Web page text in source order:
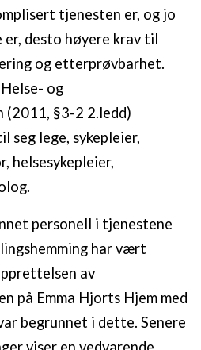
tjenesten er, og jo
desto høyere krav til
og etterprøvbarhet.
og
(2011, §3-2 2.ledd)
seg lege, sykepleier,
helsesykepleier,
personell i tjenestene
har vært
av
på Emma Hjorts Hjem med
begrunnet i dette. Senere